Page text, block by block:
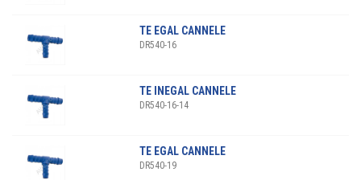
TE EGAL CANNELE
DR540-16
TE INEGAL CANNELE
DR540-16-14
TE EGAL CANNELE
DR540-19